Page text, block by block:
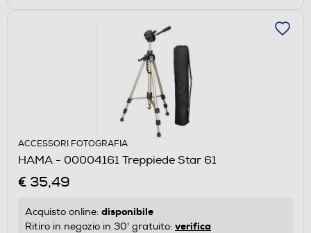
ACCESSORI FOTOGRAFIA
HAMA - 00004161 Treppiede Star 61
€ 35,49
Acquisto online: disponibile
Ritiro in negozio in 30' gratuito: verifica